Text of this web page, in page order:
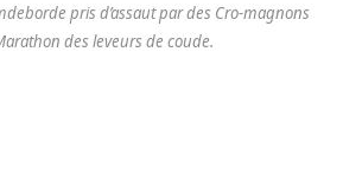
pris d’assaut par des Cro-magnons
des leveurs de coude.